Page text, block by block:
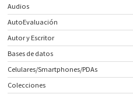
Audios
AutoEvaluación
Autor y Escritor
Bases de datos
Celulares/Smartphones/PDAs
Colecciones